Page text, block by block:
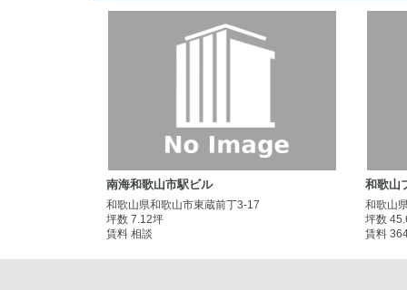
南海和歌山市駅ビル
和歌山県和歌山市東蔵前丁3-17
坪数 7.12坪
賃料 相談
和歌山
和歌山
坪数
賃料